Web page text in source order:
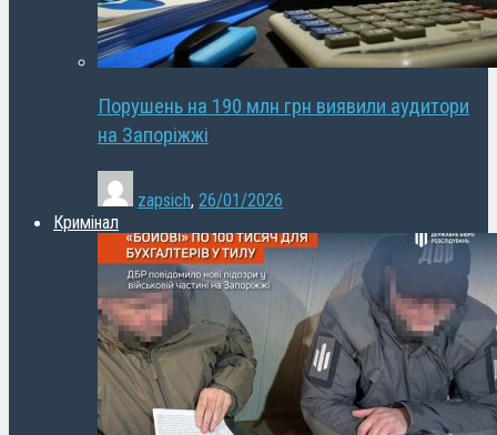
Порушень на 190 млн грн виявили аудитори
на Запоріжжі
zapsich, 26/01/2026
Кримінал